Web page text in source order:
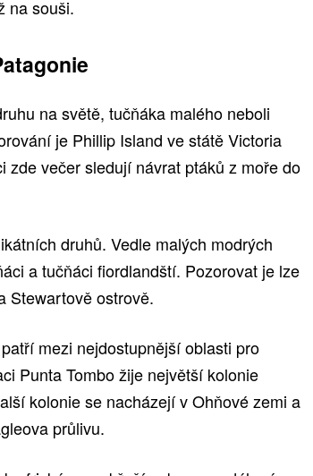
na souši.
na světě, tučňáka malého neboli
je Phillip Island ve státě Victoria
zde večer sledují návrat ptáků z moře do
druhů. Vedle malých modrých
a tučňáci fiordlandští. Pozorovat je lze
Stewartově ostrově.
mezi nejdostupnější oblasti pro
Punta Tombo žije největší kolonie
kolonie se nacházejí v Ohňové zemi a
průlivu.